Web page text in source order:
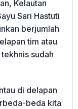
Kelautan
Sari Hastuti
berjumlah
tim atau
sudah
di delapan
beda kita